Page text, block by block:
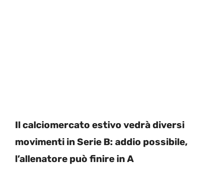
Il calciomercato estivo vedrà diversi
movimenti in Serie B: addio possibile,
l’allenatore può finire in A